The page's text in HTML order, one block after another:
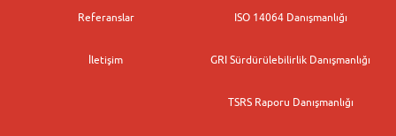
Referanslar
İletişim
ISO 14064 Danışmanlığı
GRI Sürdürülebilirlik Danışmanlığı
TSRS Raporu Danışmanlığı